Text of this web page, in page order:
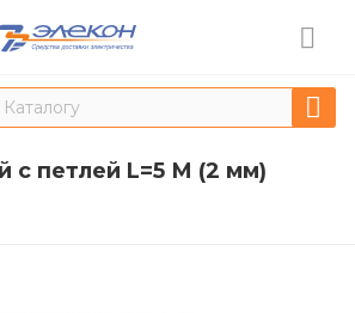
с петлей L=5 М (2 мм)